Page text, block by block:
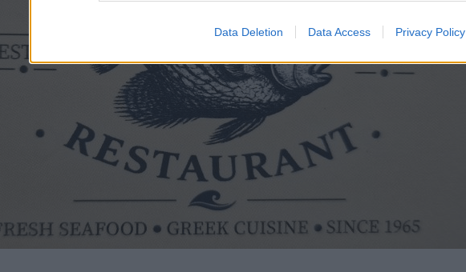
Data Deletion Data Access Privacy Policy